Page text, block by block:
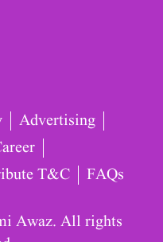
Advertising
T&C FAQs
Awaz. All rights